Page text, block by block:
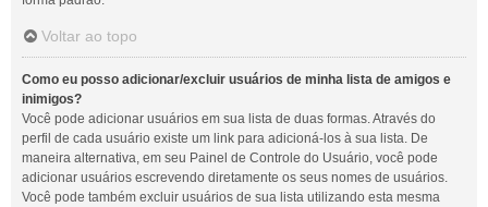
Voltar ao topo
Como eu posso adicionar/excluir usuários de minha lista de amigos e
inimigos?
Você pode adicionar usuários em sua lista de duas formas. Através do
perfil de cada usuário existe um link para adicioná-los à sua lista. De
maneira alternativa, em seu Painel de Controle do Usuário, você pode
adicionar usuários escrevendo diretamente os seus nomes de usuários.
Você pode também excluir usuários de sua lista utilizando esta mesma